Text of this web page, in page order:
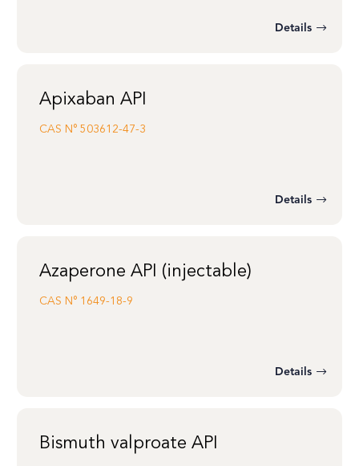
Details
Apixaban API
CAS N° 503612-47-3
Details
Azaperone API (injectable)
CAS N° 1649-18-9
Details
Bismuth valproate API